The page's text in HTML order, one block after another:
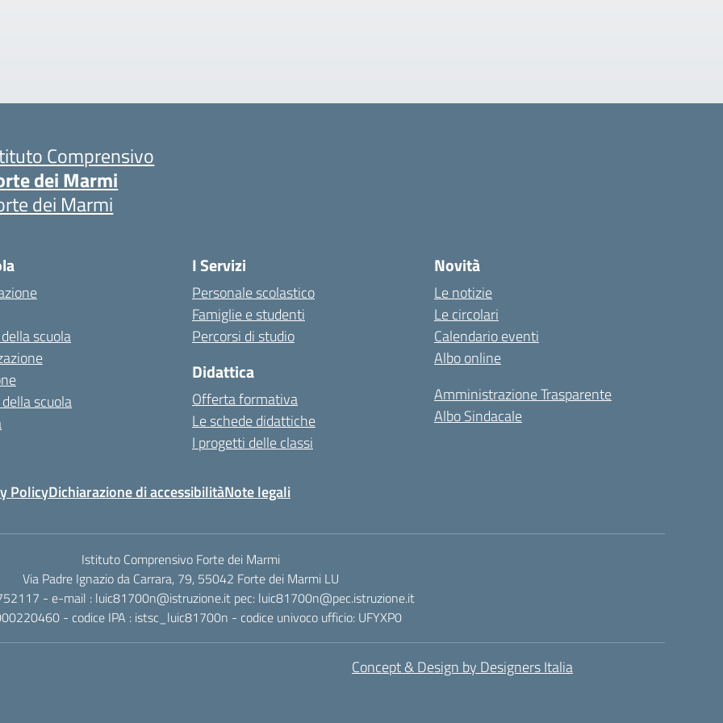
Comprensivo
dei Marmi
dei Marmi
scuola
scuola
I Servizi
Personale scolastico
Famiglie e studenti
Percorsi di studio
Didattica
Offerta formativa
Le schede didattiche
I progetti delle classi
Novità
Le notizie
Le circolari
Calendario eventi
Albo online
Amministrazione Trasparente
Albo Sindacale
PolicyDichiarazione di accessibilitàNote legali
Istituto Comprensivo Forte dei Marmi
Via Padre Ignazio da Carrara, 79, 55042 Forte dei Marmi LU
- e-mail : luic81700n@istruzione.it pec: luic81700n@pec.istruzione.it
- codice IPA : istsc_luic81700n - codice univoco ufficio: UFYXP0
Concept & Design by Designers Italia